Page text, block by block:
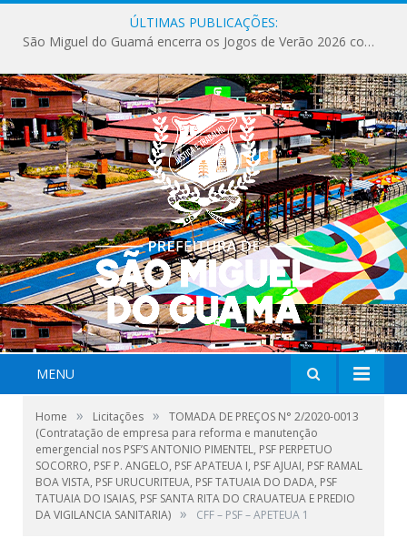
ÚLTIMAS PUBLICAÇÕES:
São Miguel do Guamá encerra os Jogos de Verão 2026 com sucesso de público e competições.
MENU
Home » Licitações »
TOMADA DE PREÇOS N° 2/2020-0013
(Contratação de empresa para reforma e manutenção
emergencial nos PSF’S ANTONIO PIMENTEL, PSF PERPETUO
SOCORRO, PSF P. ANGELO, PSF APATEUA I, PSF AJUAI, PSF RAMAL
BOA VISTA, PSF URUCURITEUA, PSF TATUAIA DO DADA, PSF
TATUAIA DO ISAIAS, PSF SANTA RITA DO CRAUATEUA E PREDIO
DA VIGILANCIA SANITARIA) » CFF – PSF – APETEUA 1